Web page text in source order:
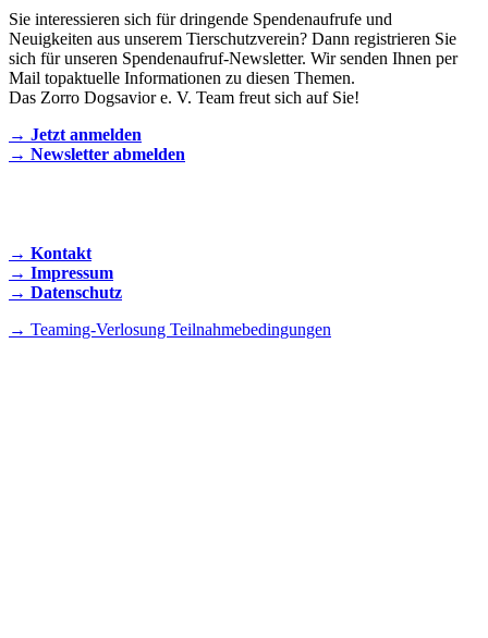
Sie interessieren sich für dringende Spendenaufrufe und
Neuigkeiten aus unserem Tierschutzverein? Dann registrieren Sie
sich für unseren Spendenaufruf-Newsletter. Wir senden Ihnen per
Mail topaktuelle Informationen zu diesen Themen.
Das Zorro Dogsavior e. V. Team freut sich auf Sie!
→ Jetzt anmelden
→ Newsletter abmelden
→ Kontakt
→ Impressum
→ Datenschutz
→ Teaming-Verlosung Teilnahmebedingungen